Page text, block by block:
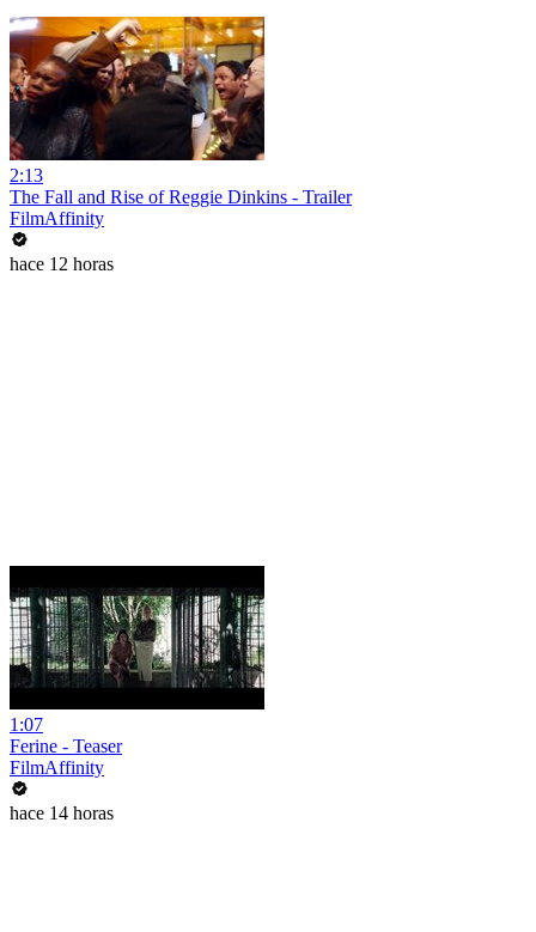
2:13
The Fall and Rise of Reggie Dinkins - Trailer
FilmAffinity
hace 12 horas
1:07
Ferine - Teaser
FilmAffinity
hace 14 horas